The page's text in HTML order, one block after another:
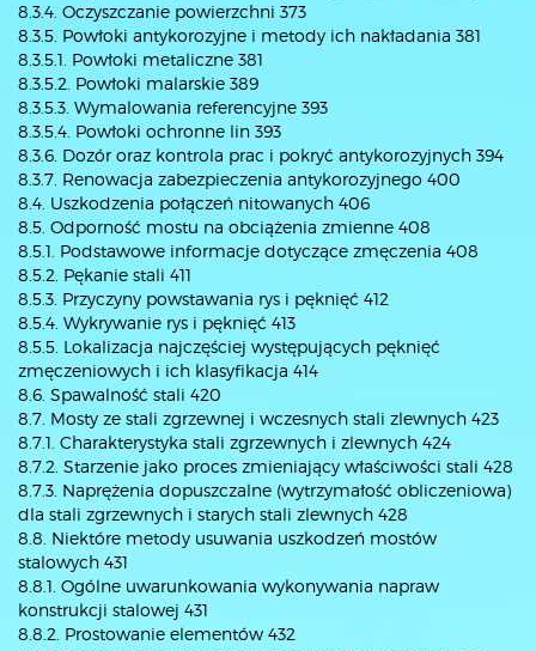
8.3.4. Oczyszczanie powierzchni 373
8.3.5. Powłoki antykorozyjne i metody ich nakładania 381
8.3.5.1. Powłoki metaliczne 381
8.3.5.2. Powłoki malarskie 389
8.3.5.3. Wymalowania referencyjne 393
8.3.5.4. Powłoki ochronne lin 393
8.3.6. Dozór oraz kontrola prac i pokryć antykorozyjnych 394
8.3.7. Renowacja zabezpieczenia antykorozyjnego 400
8.4. Uszkodzenia połączeń nitowanych 406
8.5. Odporność mostu na obciążenia zmienne 408
8.5.1. Podstawowe informacje dotyczące zmęczenia 408
8.5.2. Pękanie stali 411
8.5.3. Przyczyny powstawania rys i pęknięć 412
8.5.4. Wykrywanie rys i pęknięć 413
8.5.5. Lokalizacja najczęściej występujących pęknięć
zmęczeniowych i ich klasyfikacja 414
8.6. Spawalność stali 420
8.7. Mosty ze stali zgrzewnej i wczesnych stali zlewnych 423
8.7.1. Charakterystyka stali zgrzewnych i zlewnych 424
8.7.2. Starzenie jako proces zmieniający właściwości stali 428
8.7.3. Naprężenia dopuszczalne (wytrzymałość obliczeniowa)
dla stali zgrzewnych i starych stali zlewnych 428
8.8. Niektóre metody usuwania uszkodzeń mostów
stalowych 431
8.8.1. Ogólne uwarunkowania wykonywania napraw
konstrukcji stalowej 431
8.8.2. Prostowanie elementów 432